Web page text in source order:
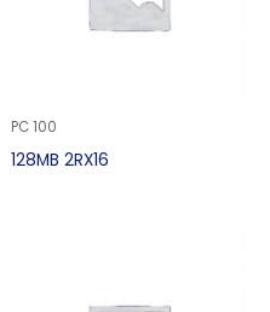
PC 100
128MB 2RX16